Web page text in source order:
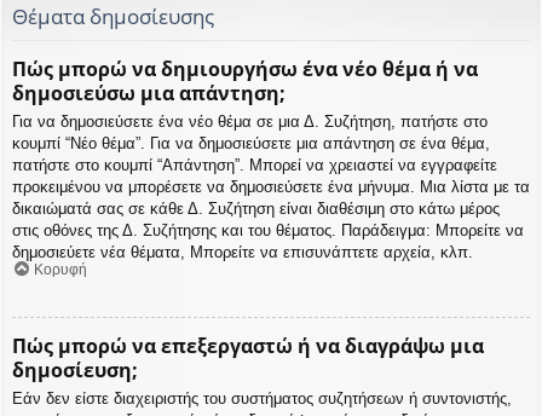
Θέματα δημοσίευσης
Πώς μπορώ να δημιουργήσω ένα νέο θέμα ή να
δημοσιεύσω μια απάντηση;
Για να δημοσιεύσετε ένα νέο θέμα σε μια Δ. Συζήτηση, πατήστε στο
κουμπί “Νέο θέμα”. Για να δημοσιεύσετε μια απάντηση σε ένα θέμα,
πατήστε στο κουμπί “Απάντηση”. Μπορεί να χρειαστεί να εγγραφείτε
προκειμένου να μπορέσετε να δημοσιεύσετε ένα μήνυμα. Μια λίστα με τα
δικαιώματά σας σε κάθε Δ. Συζήτηση είναι διαθέσιμη στο κάτω μέρος
στις οθόνες της Δ. Συζήτησης και του θέματος. Παράδειγμα: Μπορείτε να
δημοσιεύετε νέα θέματα, Μπορείτε να επισυνάπτετε αρχεία, κλπ.
Κορυφή
Πώς μπορώ να επεξεργαστώ ή να διαγράψω μια
δημοσίευση;
Εάν δεν είστε διαχειριστής του συστήματος συζητήσεων ή συντονιστής,